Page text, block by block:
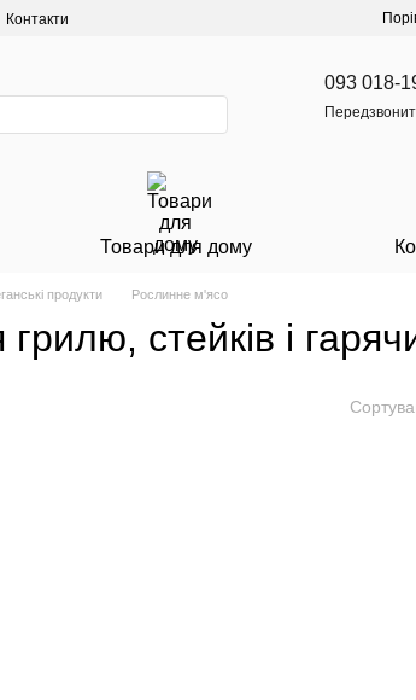
Контакти
093 018-
Товари для дому
продукти Рослинне м'ясо
стейків і